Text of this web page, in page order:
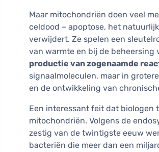
Maar mitochondriën doen veel
celdood – apoptose, het
verwijdert. Ze spelen een
van warmte en bij de beheersing
productie van zogenaamde
signaalmoleculen, maar in
en de ontwikkeling van
Een interessant feit dat biologen
mitochondriën. Volgens de
zestig van de twintigste eeuw
bacteriën die meer dan een